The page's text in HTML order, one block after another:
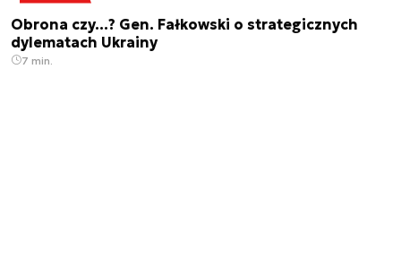
Obrona czy…? Gen. Fałkowski o strategicznych
dylematach Ukrainy
7 min.